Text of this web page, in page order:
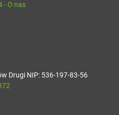
- O nas
Drugi NIP: 536-197-83-56